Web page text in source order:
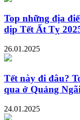
Top những địa
dịp Tết Ất Tỵ
26.01.2025
Tết này đi đâu?
qua ở Quảng Ngãi
24.01.2025